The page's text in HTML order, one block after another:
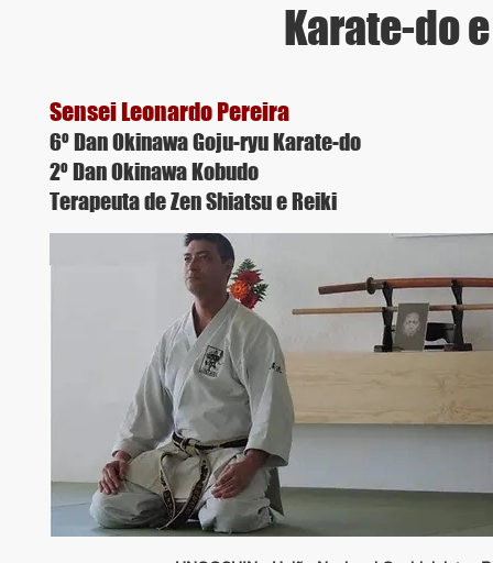
Karate-do
Sensei Leonardo Pereira
6º Dan Okinawa Goju-ryu Karate-do
2º Dan Okinawa Kobudo
Terapeuta de Zen Shiatsu e Reiki